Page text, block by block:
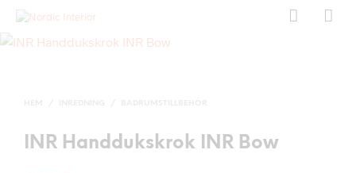
INR Handdukskrok INR Bow